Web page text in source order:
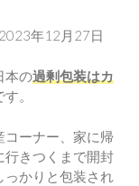
年12月27日
本の過剰包装はカ
。
ーナー、家に帰
行きつくまで開封
っかりと包装され